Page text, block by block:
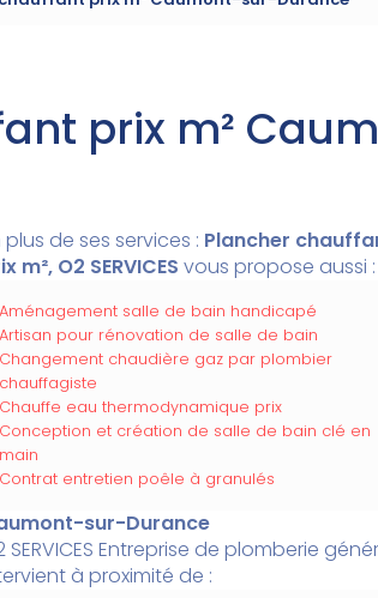
prix m²
plus de ses services : Plancher
m², O2 SERVICES vous propose aussi :
Aménagement salle de bain handicapé
Artisan pour rénovation de salle de bain
Changement chaudière gaz par plombier
chauffagiste
Chauffe eau thermodynamique prix
Conception et création de salle de bain clé en
main
Contrat entretien poêle à granulés
sur-Durance
SERVICES Entreprise de plomberie
à proximité de :